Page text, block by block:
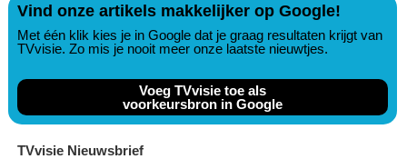
Vind onze artikels makkelijker op Google!
Met één klik kies je in Google dat je graag resultaten krijgt van
TVvisie. Zo mis je nooit meer onze laatste nieuwtjes.
Voeg TVvisie toe als
voorkeursbron in Google
TVvisie Nieuwsbrief